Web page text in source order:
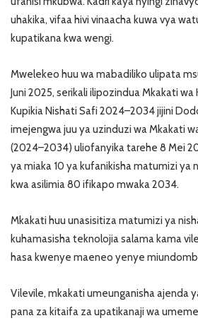
uhakika, vifaa hivi vinaacha kuwa vya
kupatikana kwa wengi.
Mwelekeo huu wa mabadiliko ulipata
Juni 2025, serikali ilipozindua Mkakati
Kupikia Nishati Safi 2024–2034 jijini
imejengwa juu ya uzinduzi wa Mkakati
(2024–2034) uliofanyika tarehe 8 Mei
ya miaka 10 ya kufanikisha matumizi ya
kwa asilimia 80 ifikapo mwaka 2034.
Mkakati huu unasisitiza matumizi ya
kuhamasisha teknolojia salama kama
hasa kwenye maeneo yenye
Vilevile, mkakati umeunganisha ajenda
pana za kitaifa za upatikanaji wa